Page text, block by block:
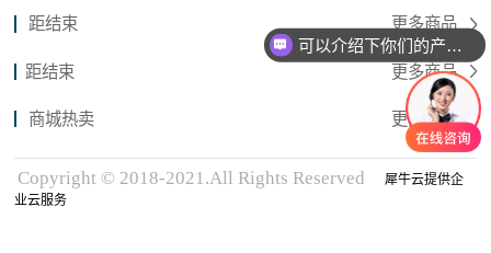
距结束 更多商品
距结束 更多商品
商城热卖 更多商品
Copyright © 2018-2021.All Rights Reserved
犀牛云提供企
业云服务